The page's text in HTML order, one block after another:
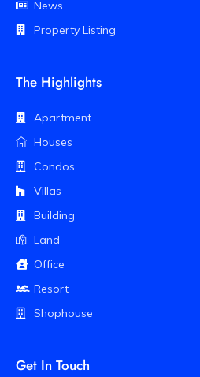
News
Property Listing
The Highlights
Apartment
Houses
Condos
Villas
Building
Land
Office
Resort
Shophouse
Get In Touch